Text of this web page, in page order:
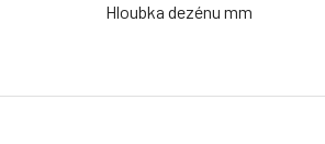
Hloubka dezénu mm